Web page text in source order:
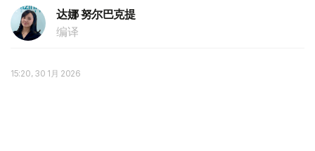
达娜 努尔巴克提
编译
15:20, 30 1月 2026